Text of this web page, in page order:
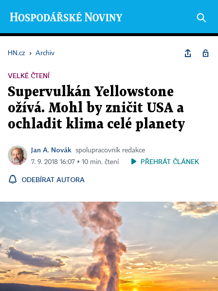
HN.cz › Archiv
VELKÉ ČTENÍ
Supervulkán Yellowstone
ožívá. Mohl by zničit USA a
ochladit klima celé planety
Jan A. Novák
spolupracovník redakce
7. 9. 2018 16:07 ▪ 10 min. čtení
PŘEHRÁT ČLÁNEK
ODEBÍRAT AUTORA